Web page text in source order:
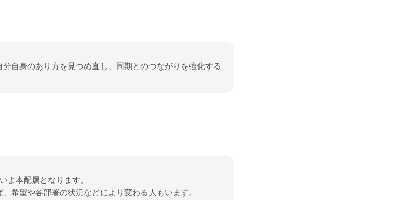
自身のあり方を見つめ直し、同期とのつながりを強化する
よ本配属となります。
希望や各部署の状況などにより変わる人もいます。